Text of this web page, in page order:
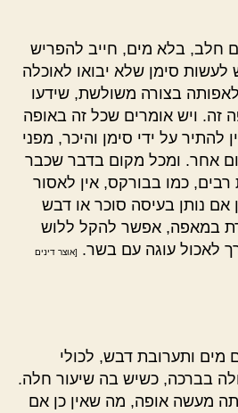
חלב, בלא מים, חייב להפריש
סימן שלא יבואו לאוכלה
בצורה משולשת, שידעו
זה. ויש אומרים שכל זה באופה
להתיר על ידי סימן והיכר, מפני
אחר. ומכל מקום בדבר שכבר
כמו בבורקס, אין לאסור
אם נותן בעיסה סוכר או דבש
במאפה, אפשר להקל ללוש
לאכול עוגה עם בשר.
[אוצר דינים
מים ותערובת דבש, לכולי
בברכה, כשיש בה שיעור חלה.
מעשה אופה, מה שאין כן אם